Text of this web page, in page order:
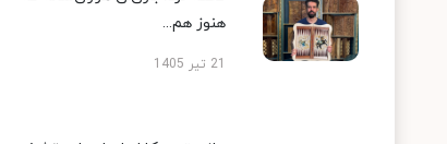
هنوز هم...
21 تیر 1405